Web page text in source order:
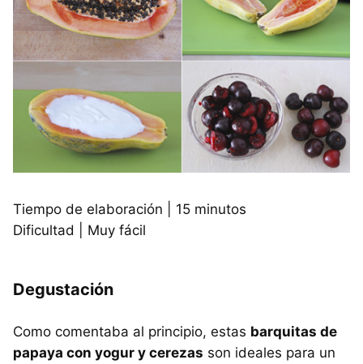
Tiempo de elaboración | 15 minutos
Dificultad | Muy fácil
Degustación
Como comentaba al principio, estas barquitas de
papaya con yogur y cerezas son ideales para un